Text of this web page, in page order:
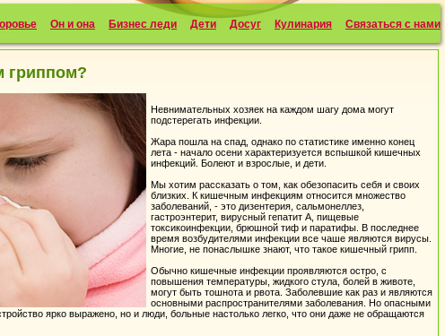
Он и она Бизнес леди Дети Досуг Кулинария Связаться с нами
гриппом?
Невнимательных хозяек на каждом шагу дома могут
подстерегать инфекции.
Жара пошла на спад, однако по статистике именно конец
лета - начало осени характеризуется вспышкой кишечных
инфекций. Болеют и взрослые, и дети.
Мы хотим рассказать о том, как обезопасить себя и своих
близких. К кишечным инфекциям относится множество
заболеваний, - это дизентерия, сальмонеллез,
гастроэнтерит, вирусный гепатит А, пищевые
токсикоинфекции, брюшной тиф и паратифы. В последнее
время возбудителями инфекции все чаше являются вирусы.
Многие, не понаслышке знают, что такое кишечный грипп.
Обычно кишечные инфекции проявляются остро, с
повышения температуры, жидкого стула, болей в животе,
могут быть тошнота и рвота. Заболевшие как раз и являются
основными распространителями заболевания. Но опасными
ярко выражено, но и люди, больные настолько легко, что они даже не обращаются